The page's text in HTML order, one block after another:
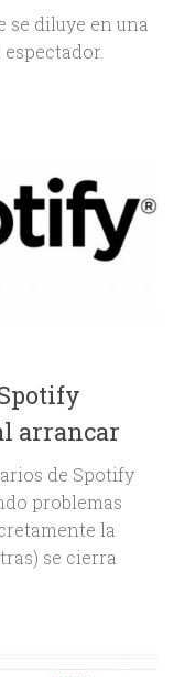
se diluye en una
arrancar
de Spotify
problemas
la
se cierra